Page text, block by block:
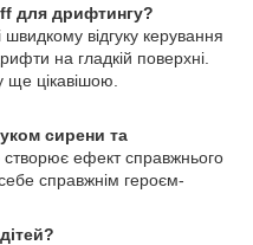
для дрифтингу?
відгуку керування
на гладкій поверхні.
ще цікавішою.
сирени та
створює ефект справжнього
справжнім героєм-